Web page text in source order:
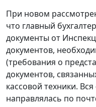
При новом
что главный
документы от
документов,
(требования о
документов,
кассовой техники.
направлялась по